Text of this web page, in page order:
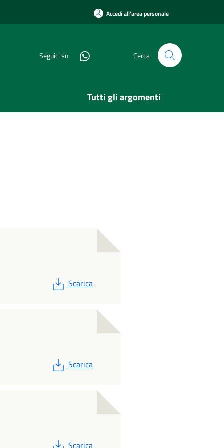
Accedi all'area personale
Seguici su Cerca
Tutti gli argomenti
PDF
Scarica
PDF
Scarica
PDF
Scarica